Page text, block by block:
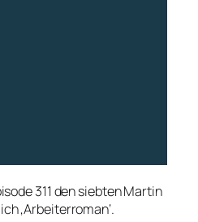
311 den siebten Martin
‚Arbeiterroman‘.